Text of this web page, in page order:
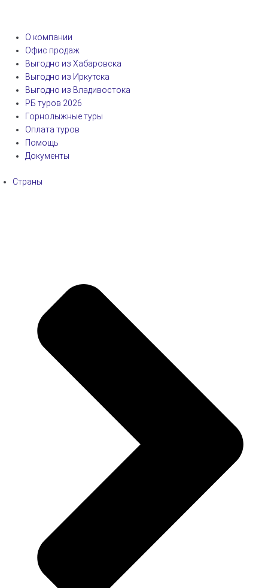
О компании
Офис продаж
Выгодно из Хабаровска
Выгодно из Иркутска
Выгодно из Владивостока
РБ туров 2026
Горнолыжные туры
Оплата туров
Помощь
Документы
Страны